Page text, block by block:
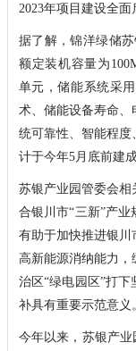
2023年项目建设全面
据了解，锦洋绿储
额定装机容量为
单元，储能系统采
术、储能设备寿命、
统可靠性、智能程度
计于今年5月底前建成
苏银产业园管委会
合银川市“三新”产
有助于加快推进银川
高新能源消纳能力，
治区“绿电园区”打
补具有重要示范意义
今年以来，苏银产业